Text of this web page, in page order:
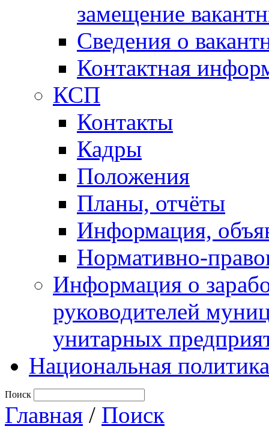
замещение
Сведения о
Контактная
КСП
Контакты
Кадры
Положения
Планы, отчёты
Информация,
Нормативно-
Информация о
руководителей
унитарных
Национальная политика
Поиск
Главная / Поиск